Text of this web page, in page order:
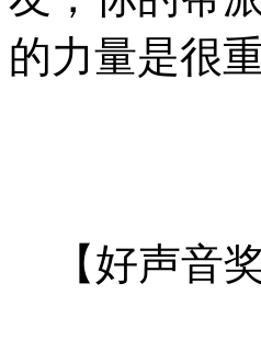
的力量是很
【好声音